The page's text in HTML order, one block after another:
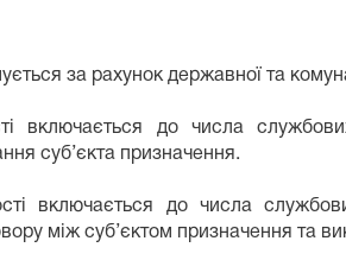
за рахунок державної та
включається до числа
суб’єкта призначення.
включається до числа
між суб’єктом призначення та